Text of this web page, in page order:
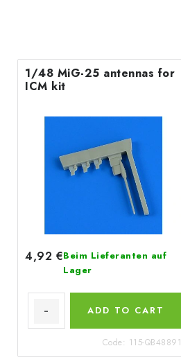
1/48 MiG-25 antennas for
ICM kit
4,92 €Beim Lieferanten auf
Lager
ADD TO CART
Code: 115-QB48891